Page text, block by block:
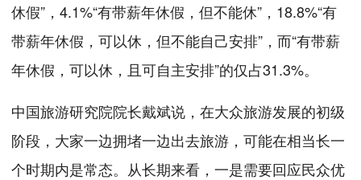
休假”，4.1%“有带薪年休假，但不能休”，18.8%“有
带薪年休假，可以休，但不能自己安排”，而“有带薪
年休假，可以休，且可自主安排”的仅占31.3%。
中国旅游研究院院长戴斌说，在大众旅游发展的初级
阶段，大家一边拥堵一边出去旅游，可能在相当长一
个时期内是常态。从长期来看，一是需要回应民众优